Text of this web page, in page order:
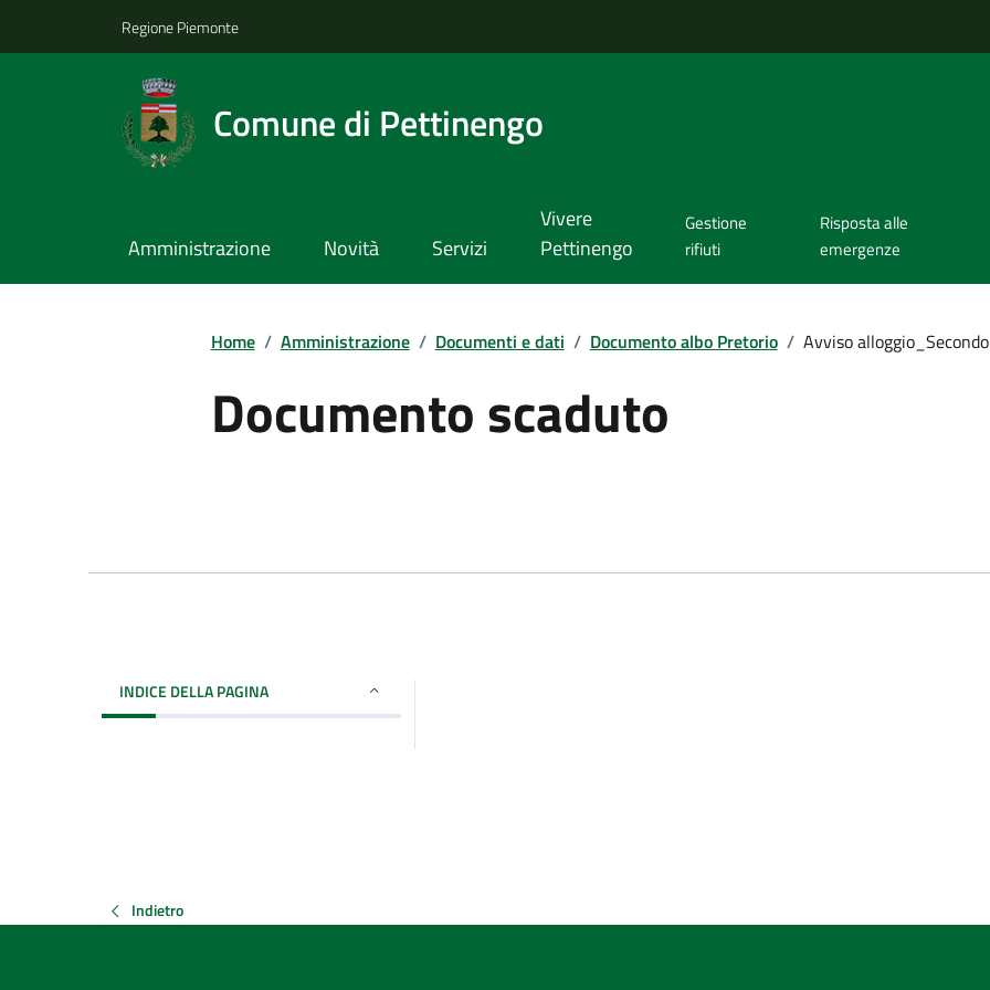
Regione Piemonte
Comune di Pettinengo
Amministrazione Novità Servizi
Vivere
Pettinengo
Gestione
rifiuti
Risposta alle
emergenze
Home / Amministrazione / Documenti e dati / Documento albo Pretorio / Avviso
Documento scaduto
INDICE DELLA PAGINA
Indietro